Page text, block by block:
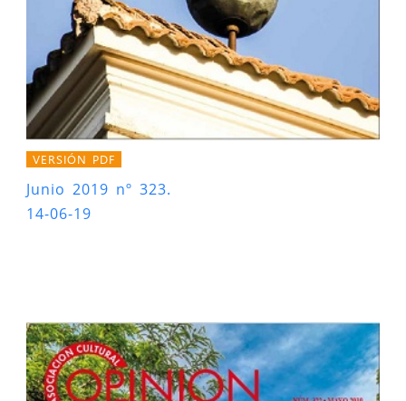
VERSIÓN PDF
Junio 2019 nº 323.
14-06-19